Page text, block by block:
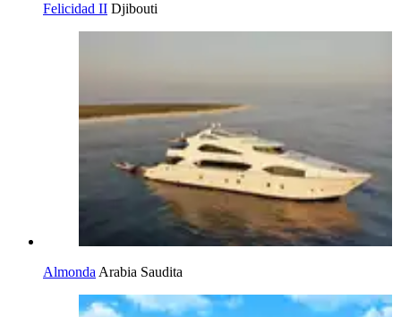
Felicidad II Djibouti
Almonda Arabia Saudita